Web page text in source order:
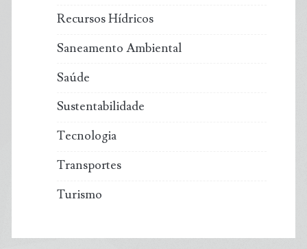
Recursos Hídricos
Saneamento Ambiental
Saúde
Sustentabilidade
Tecnologia
Transportes
Turismo